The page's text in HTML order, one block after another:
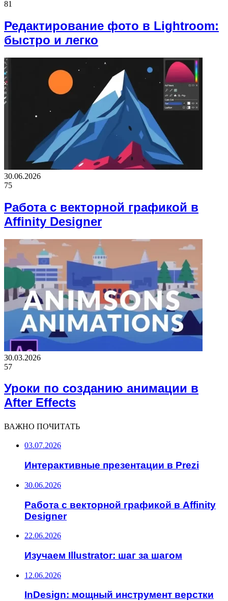
81
Редактирование фото в Lightroom:
быстро и легко
30.06.2026
75
Работа с векторной графикой в
Affinity Designer
30.03.2026
57
Уроки по созданию анимации в
After Effects
ВАЖНО ПОЧИТАТЬ
03.07.2026
Интерактивные презентации в Prezi
30.06.2026
Работа с векторной графикой в Affinity
Designer
22.06.2026
Изучаем Illustrator: шаг за шагом
12.06.2026
InDesign: мощный инструмент верстки